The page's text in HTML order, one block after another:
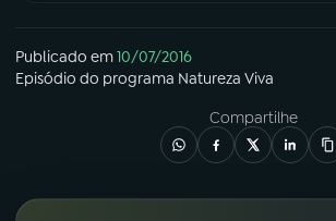
Publicado em10/07/2016
Episódio do programa Natureza Viva
Compartilhe